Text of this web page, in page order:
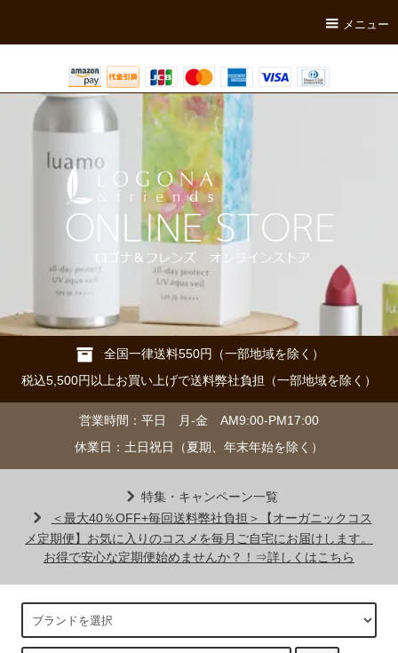
メニュー
全国一律送料550円（一部地域を除く）
税込5,500円以上お買い上げで送料弊社負担（一部地域を除く）
営業時間：平日 月-金 AM9:00-PM17:00
休業日：土日祝日（夏期、年末年始を除く）
特集・キャンペーン一覧
＜最大40％OFF+毎回送料弊社負担＞【オーガニックコス
メ定期便】お気に入りのコスメを毎月ご自宅にお届けします。
お得で安心な定期便始めませんか？！⇒詳しくはこちら